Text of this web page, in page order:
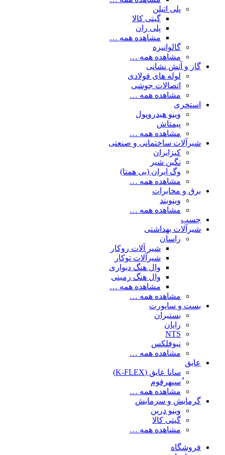
پلی اتیلن
گیتی کالا
پلی ران
مشاهده همه …
گالوانیزه
مشاهده همه …
گاز و آتش نشانی
لوله های فولادی
اتصالات جوشی
مشاهده همه …
استخری
وینو هیدروپول
پیمتاش
مشاهده همه …
شیرآلات ساختمانی و صنعتی
کیزایران
نگین شیر
وگ ایران (بی همتا)
مشاهده همه …
برق و مخابرات
وینوبند
مشاهده همه …
چسب
شیرآلات بهداشتی
راسان
شیر آلات روکار
شیرآلات توکار
وال هنگ دیواری
وال هنگ زمینی
مشاهده همه …
مشاهده همه …
بست و ساپورت
بستیران
رایان
NTS
نیوفلکس
مشاهده همه …
عایق
سانا عایق (K-FLEX)
ُسپهرفوم
مشاهده همه …
گرمایش و سرمایش
وینو درین
گیتی کالا
مشاهده همه …
فروشگاه